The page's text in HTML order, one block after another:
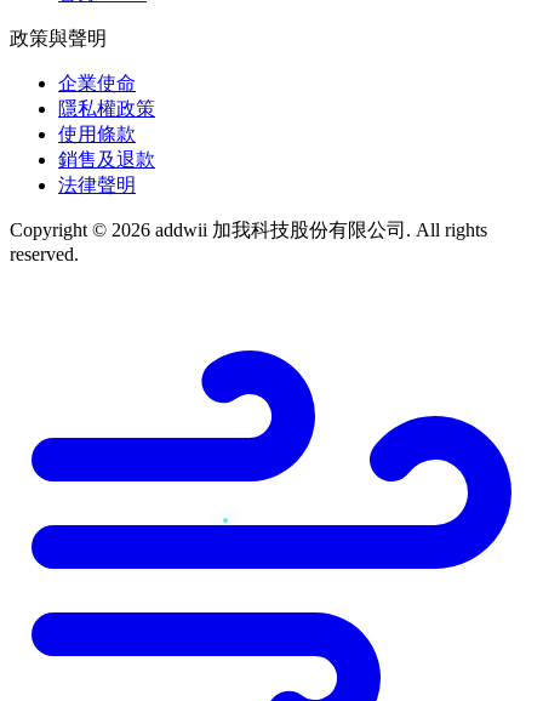
政策與聲明
企業使命
隱私權政策
使用條款
銷售及退款
法律聲明
Copyright © 2026 addwii 加我科技股份有限公司. All rights
reserved.